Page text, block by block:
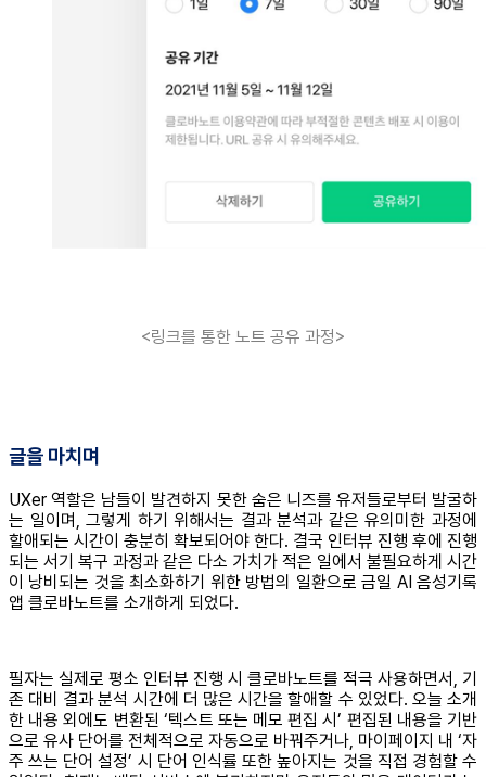
<링크를 통한 노트 공유 과정>
글을 마치며
UXer 역할은 남들이 발견하지 못한 숨은 니즈를 유저들로부터 발굴하
는 일이며, 그렇게 하기 위해서는 결과 분석과 같은 유의미한 과정에
할애되는 시간이 충분히 확보되어야 한다. 결국 인터뷰 진행 후에 진행
되는 서기 복구 과정과 같은 다소 가치가 적은 일에서 불필요하게 시간
이 낭비되는 것을 최소화하기 위한 방법의 일환으로 금일 AI 음성기록
앱 클로바노트를 소개하게 되었다.
필자는 실제로 평소 인터뷰 진행 시 클로바노트를 적극 사용하면서, 기
존 대비 결과 분석 시간에 더 많은 시간을 할애할 수 있었다. 오늘 소개
한 내용 외에도 변환된 ‘텍스트 또는 메모 편집 시’ 편집된 내용을 기반
으로 유사 단어를 전체적으로 자동으로 바꿔주거나, 마이페이지 내 ‘자
주 쓰는 단어 설정’ 시 단어 인식률 또한 높아지는 것을 직접 경험할 수